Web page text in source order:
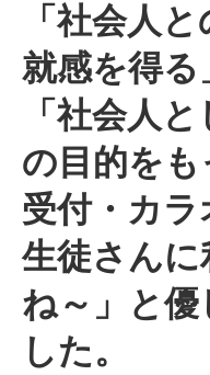
「社会人
就感を得る
「社会人
の目的を
受付・カ
生徒さん
ね～」と優
した。